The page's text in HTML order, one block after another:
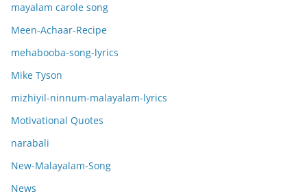
mayalam carole song
Meen-Achaar-Recipe
mehabooba-song-lyrics
Mike Tyson
mizhiyil-ninnum-malayalam-lyrics
Motivational Quotes
narabali
New-Malayalam-Song
News